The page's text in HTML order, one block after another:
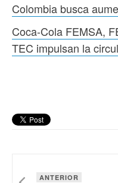
Colombia busca
Coca-Cola FEMSA,
TEC impulsan la
ANTERIOR